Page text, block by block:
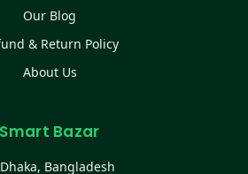
Our Blog
& Return Policy
About Us
Smart Bazar
Bangladesh